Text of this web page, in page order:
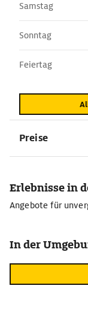
Samstag
Sonntag
Feiertag
Preise
Erlebnisse in
Angebote für
In der